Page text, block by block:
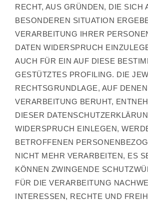
RECHT, AUS GRÜNDEN, DIE SICH
BESONDEREN SITUATION
VERARBEITUNG IHRER
DATEN WIDERSPRUCH
AUCH FÜR EIN AUF DIESE
GESTÜTZTES PROFILING. DIE
RECHTSGRUNDLAGE, AUF
VERARBEITUNG BERUHT,
DIESER
WIDERSPRUCH EINLEGEN,
BETROFFENEN
NICHT MEHR VERARBEITEN, ES
KÖNNEN ZWINGENDE
FÜR DIE VERARBEITUNG
INTERESSEN, RECHTE UND